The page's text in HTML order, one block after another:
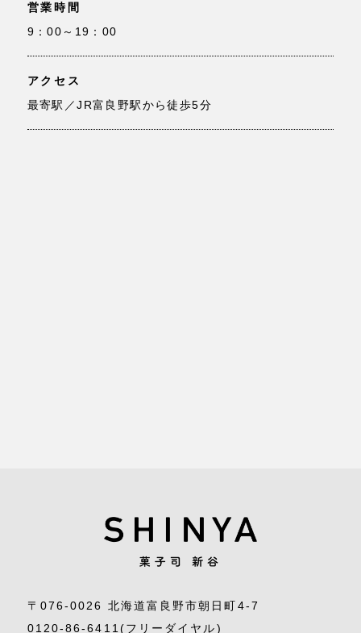
営業時間
9：00～19：00
アクセス
最寄駅／JR富良野駅から徒歩5分
〒076-0026 北海道富良野市朝日町4-7
0120-86-6411(フリーダイヤル)